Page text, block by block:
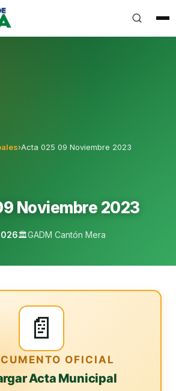
Descentralizado Municipal del
›Acta 025 09 Noviembre 2023
Noviembre 2023
🏛️GADM Cantón Mera
📄
OFICIAL
Acta Municipal